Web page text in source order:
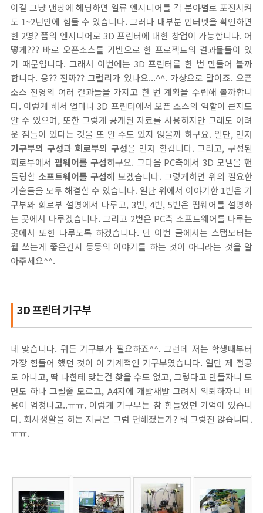
이걸 그냥 맨땅에 헤딩하면 일류 엔지니어를 각 분야별로 포진시켜
도 1~2년안에 힘들 수 있습니다. 그러나 대부분 인터넷을 확인하면
한 2명? 쯤의 엔지니어로 3D 프린터에 대한 창업이 가능합니다. 어
떻게??? 바로 오픈소스를 기반으로 한 프로젝트의 결과물들이 있
기 때문입니다. 그래서 이번에는 3D 프린터를 한 번 만들어 볼까
합니다. 응?? 진짜?? 그럴리가 있나요...^^. 가상으로 말이죠. 오픈
소스 진영의 여러 결과들을 가지고 한 번 계획을 수립해 볼까합니
다. 이렇게 해서 얼마나 3D 프린터에서 오픈 소스의 역할이 큰지도
알 수 있으며, 또한 그렇게 공개된 자료를 사용하지만 그래도 어려
운 점들이 있다는 것을 또 알 수도 있지 않을까 하구요. 일단, 먼저
기구부의 구성과회로부의 구성을 먼저 할겁니다. 그리고, 구성된
회로부에서 펌웨어를 구성하구요. 그다음 PC측에서 3D 모델을 핸
들링할 소프트웨어를 구성해 보겠습니다. 그렇게하면 위의 필요한
기술들을 모두 해결할 수 있습니다. 일단 위에서 이야기한 1번은 기
구부와 회로부 설명에서 다루고, 3번, 4번, 5번은 펌웨어를 설명하
는 곳에서 다루겠습니다. 그리고 2번은 PC측 소프트웨어를 다루는
곳에서 또한 다루도록 하겠습니다. 단 이번 글에서는 스탭모터는
뭘 쓰는게 좋은건지 등등의 이야기를 하는 것이 아니라는 것을 알
아주세요^^.
3D 프린터 기구부
네 맞습니다. 뭐든 기구부가 필요하죠^^. 그런데 저는 학생때부터
가장 힘들어 했던 것이 이 기계적인 기구부였습니다. 일단 제 전공
도 아니고, 딱 나한테 맞는걸 찾을 수도 없고, 그렇다고 만들자니 도
면도 하나 그릴줄 모르고, A4지에 개발새발 그려서 의뢰하자니 비
용이 엄청나고..ㅠㅠ. 이렇게 기구부는 참 힘들었던 기억이 있습니
다. 회사생활을 하는 지금은 그럼 편해졌는가? 뭐 그렇진 않습니다.
ㅠㅠ.